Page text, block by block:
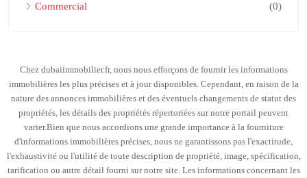
Commercial (0)
Chez dubaiimmobilier.fr, nous nous efforçons de fournir les informations
immobilières les plus précises et à jour disponibles. Cependant, en raison de la
nature des annonces immobilières et des éventuels changements de statut des
propriétés, les détails des propriétés répertoriées sur notre portail peuvent
varier.Bien que nous accordions une grande importance à la fourniture
d'informations immobilières précises, nous ne garantissons pas l'exactitude,
l'exhaustivité ou l'utilité de toute description de propriété, image, spécification,
tarification ou autre détail fourni sur notre site. Les informations concernant les